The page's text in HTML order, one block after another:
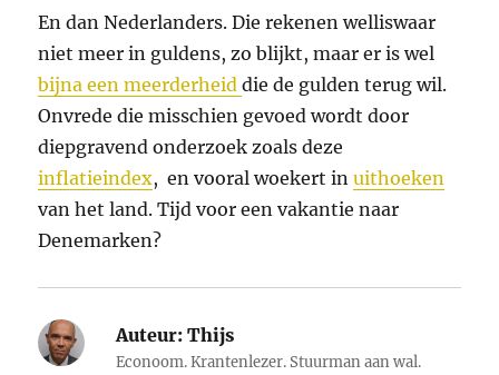
En dan Nederlanders. Die rekenen welliswaar
niet meer in guldens, zo blijkt, maar er is wel
bijna een meerderheiddie de gulden terug wil.
Onvrede die misschien gevoed wordt door
diepgravend onderzoek zoals deze
inflatieindex, en vooral woekert inuithoeken
van het land. Tijd voor een vakantie naar
Denemarken?
Auteur: Thijs
Econoom. Krantenlezer. Stuurman aan wal.